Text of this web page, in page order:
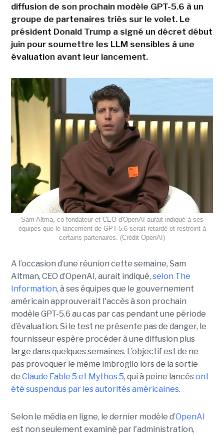
diffusion de son prochain modèle GPT-5.6 à un
groupe de partenaires triés sur le volet. Le
président Donald Trump a signé un décret début
juin pour soumettre les LLM sensibles à une
évaluation avant leur lancement.
Sam Altma, co-fondateur et CEO d'OpenAI aurait indiqué à ses
équipes que le lancement de GPT-5.6 serait retardé et restreint à
certains partenaires. (Crédit OpenAI)
A l’occasion d’une réunion cette semaine, Sam
Altman, CEO d’OpenAI, aurait indiqué, selon The
Information, à ses équipes que le gouvernement
américain approuverait l'accès à son prochain
modèle GPT-5.6 au cas par cas pendant une période
d’évaluation. Si le test ne présente pas de danger, le
fournisseur espère procéder à une diffusion plus
large dans quelques semaines. L’objectif est de ne
pas provoquer le même imbroglio lors de la sortie
de Claude Fable 5 et Mythos 5, qui à peine lancésont
été suspendus par les autorités américaines.
Selon le média en ligne, le dernier modèle d’OpenAI
est non seulement examiné par l'administration,